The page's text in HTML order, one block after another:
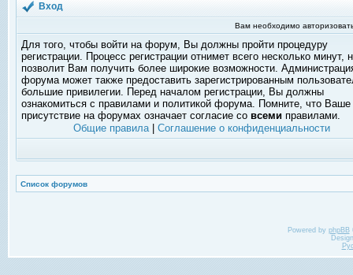
Вход
Вам необходимо
Для того, чтобы войти на форум, Вы должны пройти процедуру
регистрации. Процесс регистрации отнимет всего несколько минут,
позволит Вам получить более широкие возможности.
форума может также предоставить зарегистрированным
большие привилегии. Перед началом регистрации, Вы должны
ознакомиться с правилами и политикой форума. Помните, что Ваше
присутствие на форумах означает согласие со всеми правилами.
Общие правила| Соглашение о конфиденциальности
Список форумов
Powered by phpBB